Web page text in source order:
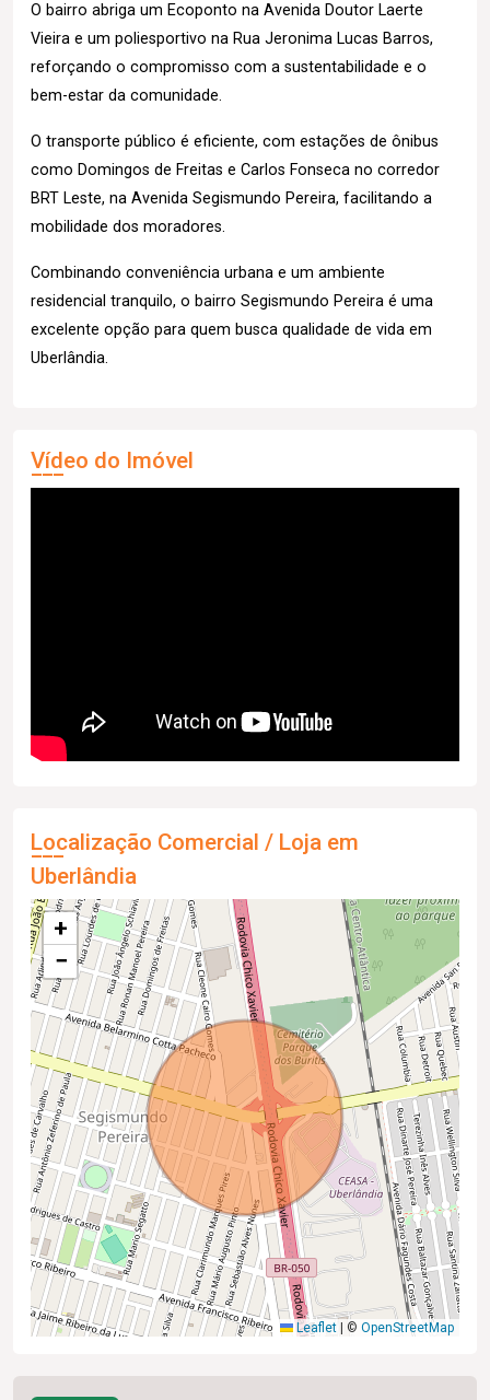
O bairro abriga um Ecoponto na Avenida Doutor Laerte
Vieira e um poliesportivo na Rua Jeronima Lucas Barros,
reforçando o compromisso com a sustentabilidade e o
bem-estar da comunidade.
O transporte público é eficiente, com estações de ônibus
como Domingos de Freitas e Carlos Fonseca no corredor
BRT Leste, na Avenida Segismundo Pereira, facilitando a
mobilidade dos moradores.
Combinando conveniência urbana e um ambiente
residencial tranquilo, o bairro Segismundo Pereira é uma
excelente opção para quem busca qualidade de vida em
Uberlândia.
Vídeo do Imóvel
Localização Comercial / Loja em
Uberlândia
+
−
Leaflet © OpenStreetMap